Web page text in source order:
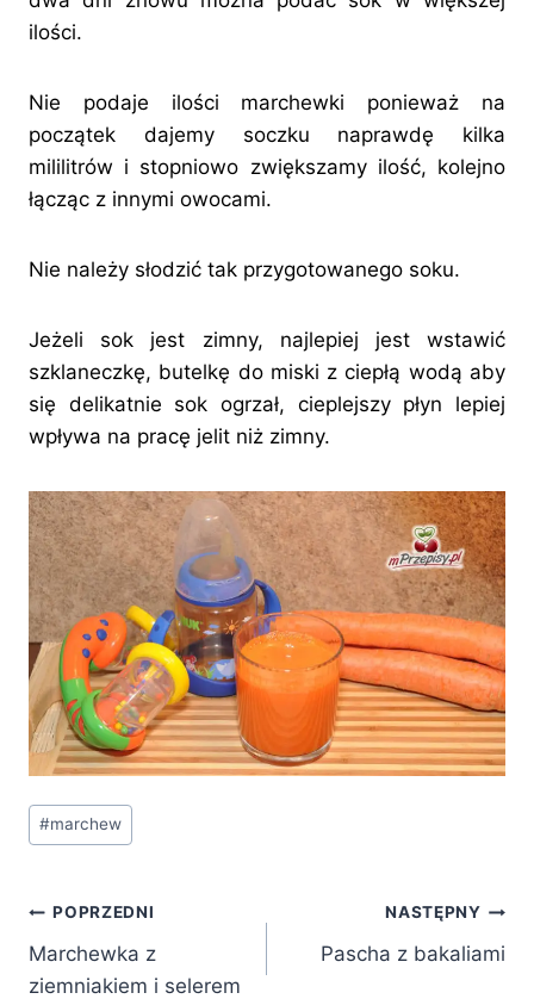
ilości.
Nie podaje ilości marchewki ponieważ na
początek dajemy soczku naprawdę kilka
mililitrów i stopniowo zwiększamy ilość, kolejno
łącząc z innymi owocami.
Nie należy słodzić tak przygotowanego soku.
Jeżeli sok jest zimny, najlepiej jest wstawić
szklaneczkę, butelkę do miski z ciepłą wodą aby
się delikatnie sok ogrzał, cieplejszy płyn lepiej
wpływa na pracę jelit niż zimny.
Tagi
wpisu:
#marchew
Nawigacja
wpisu
POPRZEDNI
Marchewka z
ziemniakiem i selerem
NASTĘPNY
Pascha z bakaliami